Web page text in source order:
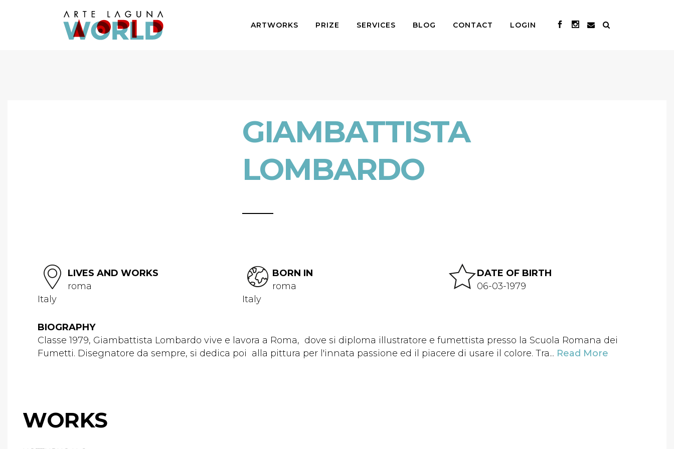
ARTWORKS PRIZE SERVICES BLOG CONTACT LOGIN
GIAMBATTISTA
LOMBARDO
LIVES AND WORKS
roma
Italy
BORN IN
roma
Italy
DATE OF BIRTH
06-03-1979
BIOGRAPHY
Classe 1979, Giambattista Lombardo vive e lavora a Roma, dove si diploma illustratore e fumettista presso la Scuola Romana dei
Fumetti. Disegnatore da sempre, si dedica poi alla pittura per l'innata passione ed il piacere di usare il colore. Tra... Read More
WORKS